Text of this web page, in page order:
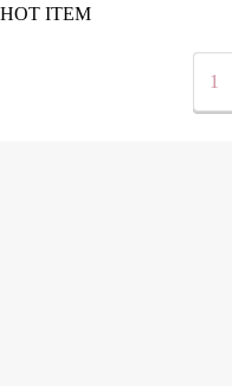
HOT ITEM
1